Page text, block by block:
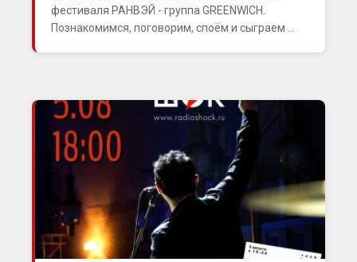
фестиваля РАНВЭЙ - группа GREENWICH.
Познакомимся, поговорим, споём и сыграем ...